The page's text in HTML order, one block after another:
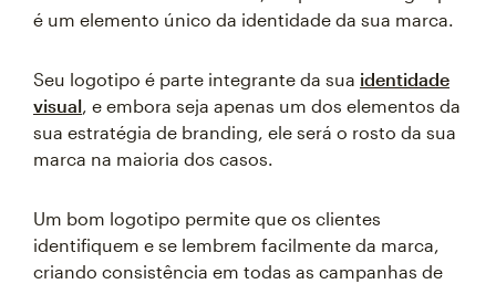
é um elemento único da identidade da sua marca.
Seu logotipo é parte integrante da sua identidade
visual, e embora seja apenas um dos elementos da
sua estratégia de branding, ele será o rosto da sua
marca na maioria dos casos.
Um bom logotipo permite que os clientes
identifiquem e se lembrem facilmente da marca,
criando consistência em todas as campanhas de